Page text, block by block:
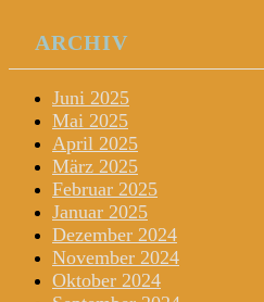
ARCHIV
Juni 2025
Mai 2025
April 2025
März 2025
Februar 2025
Januar 2025
Dezember 2024
November 2024
Oktober 2024